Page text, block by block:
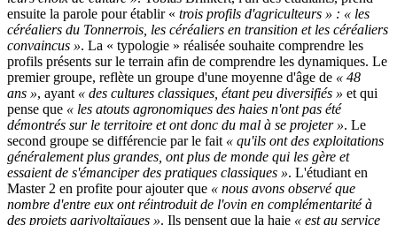
ensuite la parole pour établir « trois profils d'agriculteurs » : « les
céréaliers du Tonnerrois, les céréaliers en transition et les céréaliers
convaincus ». La « typologie » réalisée souhaite comprendre les
profils présents sur le terrain afin de comprendre les dynamiques. Le
premier groupe, reflète un groupe d'une moyenne d'âge de « 48
ans », ayant « des cultures classiques, étant peu diversifiés » et qui
pense que « les atouts agronomiques des haies n'ont pas été
démontrés sur le territoire et ont donc du mal à se projeter ». Le
second groupe se différencie par le fait « qu'ils ont des exploitations
généralement plus grandes, ont plus de monde qui les gère et
essaient de s'émanciper des pratiques classiques ». L'étudiant en
Master 2 en profite pour ajouter que « nous avons observé que
nombre d'entre eux ont réintroduit de l'ovin en complémentarité à
des projets agrivoltaïques ». Ils pensent que la haie « est au service